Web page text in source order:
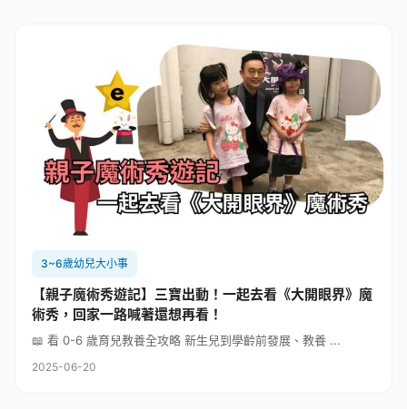
3~6歲幼兒大小事
【親子魔術秀遊記】三寶出動！一起去看《大開眼界》魔
術秀，回家一路喊著還想再看！
📖 看 0-6 歲育兒教養全攻略 新生兒到學齡前發展、教養 ...
2025-06-20